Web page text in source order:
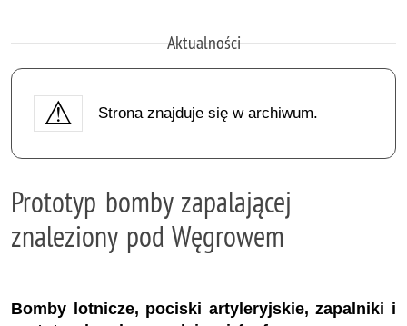
Aktualności
Strona znajduje się w archiwum.
Prototyp bomby zapalającej
znaleziony pod Węgrowem
Bomby lotnicze, pociski artyleryjskie, zapalniki i